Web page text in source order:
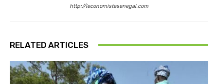
http://leconomistesenegal.com
RELATED ARTICLES